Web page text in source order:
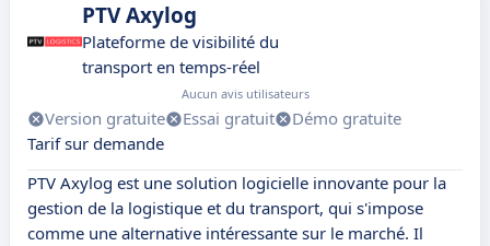
PTV Axylog
Plateforme de visibilité du
transport en temps-réel
Aucun avis utilisateurs
Version gratuite Essai gratuit
Démo gratuite
Tarif sur demande
PTV Axylog est une solution logicielle innovante pour la
gestion de la logistique et du transport, qui s'impose
comme une alternative intéressante sur le marché. Il